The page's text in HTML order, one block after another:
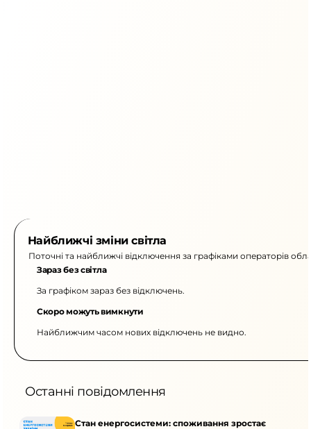
Найближчі зміни світла
Поточні та найближчі відключення за графіками операторів
Зараз без світла
За графіком зараз без відключень.
Скоро можуть вимкнути
Найближчим часом нових відключень не видно.
Останні повідомлення
Стан енергосистеми: споживання зростає